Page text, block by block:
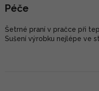
Péče
Šetrné praní v pračce při
Sušení výrobku nejlépe ve